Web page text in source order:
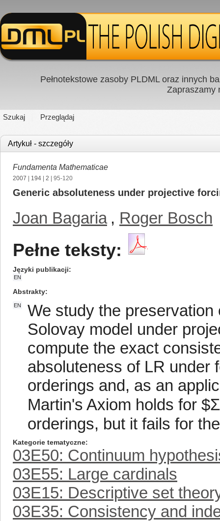
Pełnotekstowe zasoby PLDML oraz innych
Zapraszamy
Szukaj Przeglądaj
Artykuł - szczegóły
Fundamenta Mathematicae
2007 194 2 | 95-120
Generic absoluteness under projective
Joan Bagaria , Roger Bosch
Pełne teksty:
Języki publikacji
EN
Abstrakty
EN
We study the
Solovay model under
compute the exact
absoluteness of LR under
orderings and, as an
Martin's Axiom holds for
orderings, but it fails for
Kategorie tematyczne
03E50: Continuum
03E55: Large cardinals
03E15: Descriptive set
03E35: Consistency and